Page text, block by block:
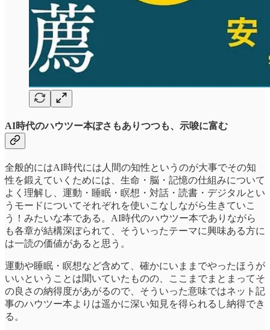
AI時代のハウツー本ぽさもありつつも、示唆に富む
全般的にはAI時代には人間の知性というのが大事でその知
性を鍛えていくためには、生命・脳・記憶の仕組みについて
よく理解し、運動・睡眠・瞑想・対話・読書・デジタルとい
うモードについてそれぞれを使いこなしながら生きていこ
う！みたいな本である。AI時代のハウツー本でありながら
も各章が結構深ぼられて、そういったテーマに興味ある方に
は一読の価値があると思う。
運動や睡眠・瞑想など含めて、確かにいままでやったほうが
いいということは聞いていたものの、ここまでまとまってそ
の良さの納得度があがるので、そういった意味ではネット記
事のハウツー本よりは遥かに深い知見を得られるし納得でき
る。